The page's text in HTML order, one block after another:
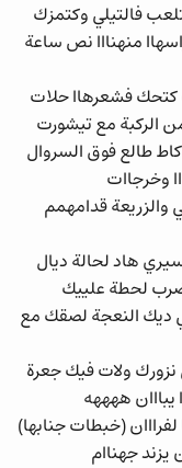
فالتيلي وكتمزك
منهنااا نص ساعة
كتحك فشعرهاا حلات
الركبة مع تيشورت
طالع فوق السروال
وخرجاات
والزريعة قدامهمم
هاد لحالة ديال
لحطة علييك
ديك النعجة لصقك مع
ولات فيك جعرة
ههههه
(خبطات جنابها)
يزند جهناام